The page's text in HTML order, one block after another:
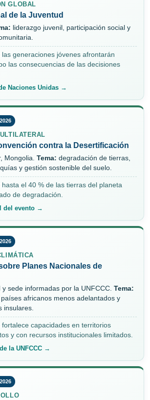
GLOBAL
de la Juventud
liderazgo juvenil, participación social y
las generaciones jóvenes afrontarán
las consecuencias de las decisiones
Naciones Unidas →
contra la Desertificación
Mongolia. Tema: degradación de tierras,
y gestión sostenible del suelo.
hasta el 40 % de las tierras del planeta
de degradación.
del evento →
Planes Nacionales de
y sede informadas por la UNFCCC. Tema:
africanos menos adelantados y
insulares.
fortalece capacidades en territorios
y con recursos institucionales limitados.
la UNFCCC →